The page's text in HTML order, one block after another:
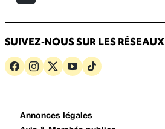
SUIVEZ-NOUS SUR LES RÉSEAUX
Annonces légales